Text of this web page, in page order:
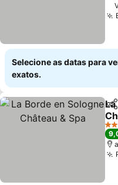
Selecione as datas para
exatos.
4